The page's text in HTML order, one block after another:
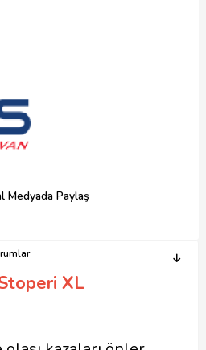
Medyada Paylaş
XL